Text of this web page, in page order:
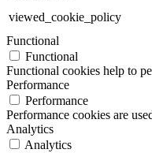
viewed_cookie_policy
Functional
Functional
Functional cookies help to
Performance
Performance
Performance cookies are
Analytics
Analytics